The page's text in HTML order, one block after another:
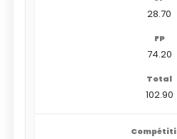
28.70
74.20
102.90